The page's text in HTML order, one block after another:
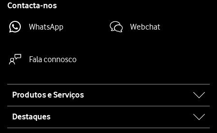
Contacta-nos
WhatsApp Webchat
Fala connosco
map
Produtos e Serviços
Destaques